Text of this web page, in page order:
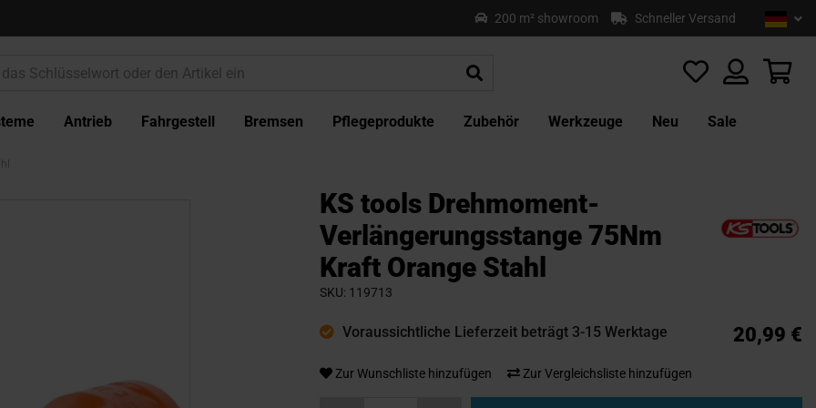
200 m² showroom Schneller Versand
Antrieb Fahrgestell Bremsen Pflegeprodukte Zubehör Werkzeuge Neu Sale
KS tools Drehmoment-
Verlängerungsstange 75Nm
Kraft Orange Stahl
SKU 119713
Voraussichtliche Lieferzeit beträgt 3-15 Werktage 20,99 €
Zur Wunschliste hinzufügen Zur Vergleichsliste hinzufügen